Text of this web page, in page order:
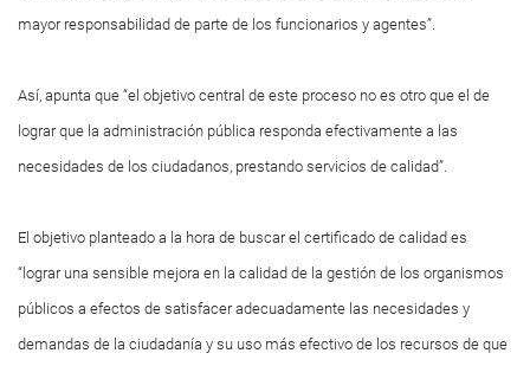
mayor responsabilidad de parte de los funcionarios y agentes”.
Así, apunta que “el objetivo central de este proceso no es otro que el de
lograr que la administración pública responda efectivamente a las
necesidades de los ciudadanos, prestando servicios de calidad”.
El objetivo planteado a la hora de buscar el certificado de calidad es
“lograr una sensible mejora en la calidad de la gestión de los organismos
públicos a efectos de satisfacer adecuadamente las necesidades y
demandas de la ciudadanía y su uso más efectivo de los recursos de que